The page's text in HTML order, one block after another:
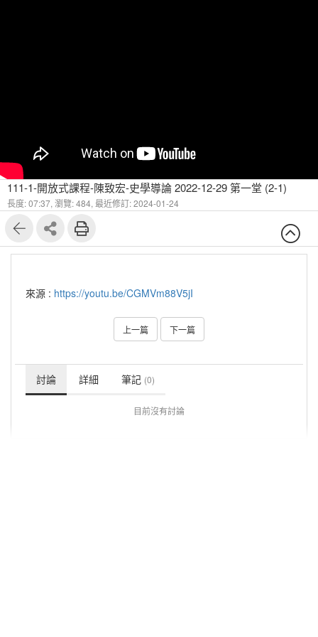
111-1-開放式課程-陳致宏-史學導論 2022-12-29 第一堂 (2-1)
長度: 07:37, 瀏覽: 484, 最近修訂: 2024-01-24
來源 : https://youtu.be/CGMVm88V5jI
上一篇 下一篇
討論 詳細 筆記 (0)
目前沒有討論